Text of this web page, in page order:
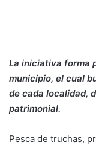
La iniciativa forma
municipio, el cual
de cada localidad,
patrimonial.
Pesca de truchas,